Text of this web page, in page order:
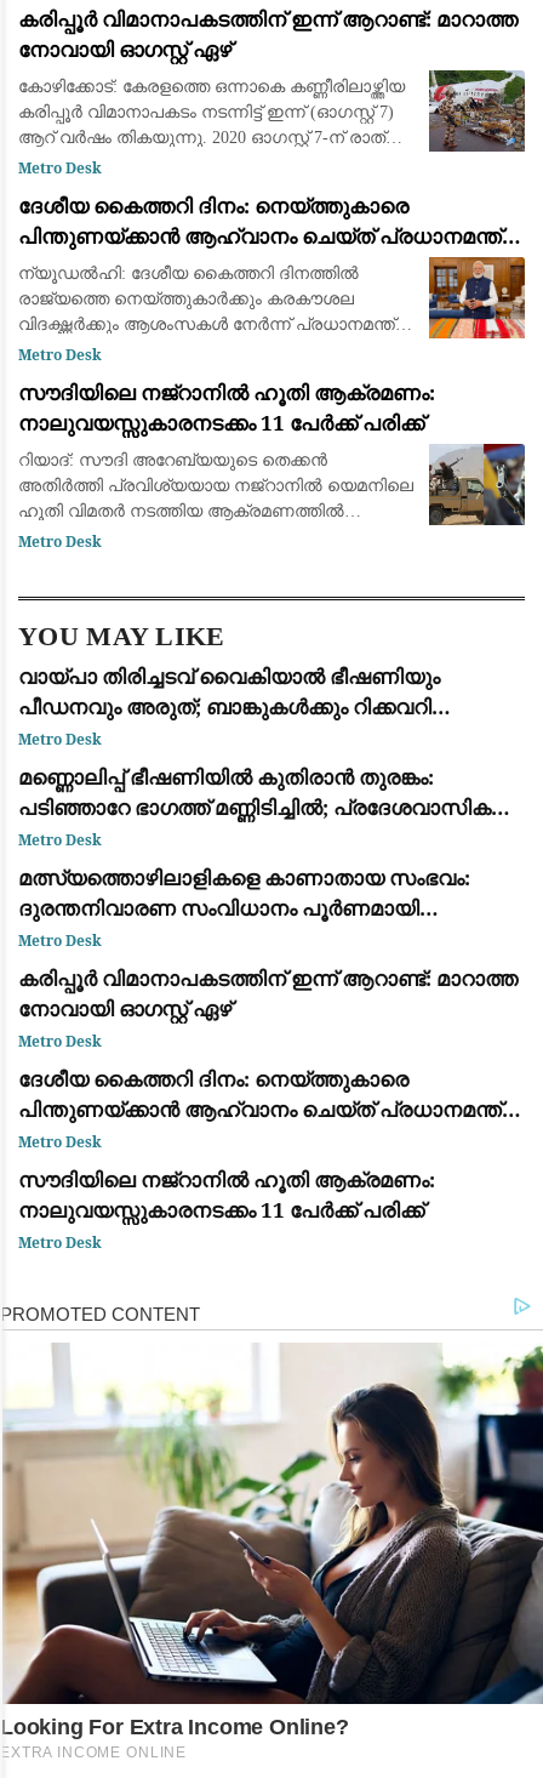
ഭരണകൂടത്തിന്റെ കെടുകാര്
കരിപ്പൂർ വിമാനാപകടത്തിന് ഇന്ന് ആറാണ്ട്: മാറാത്ത
നോവായി ഓഗസ്റ്റ് ഏഴ്
കോഴിക്കോട്: കേരളത്തെ ഒന്നാകെ കണ്ണീരിലാഴ്ത്തിയ
കരിപ്പൂർ വിമാനാപകടം നടന്നിട്ട് ഇന്ന് (ഓഗസ്റ്റ് 7)
ആറ് വർഷം തികയുന്നു. 2020 ഓഗസ്റ്റ് 7-ന് രാത്രി
കനത്ത മഴയത്ത് ദുബായിൽ നിന്ന് എത്തിയ എയർ
Metro Desk
ദേശീയ കൈത്തറി ദിനം: നെയ്ത്തുകാരെ
പിന്തുണയ്ക്കാൻ ആഹ്വാനം ചെയ്ത് പ്രധാനമന്ത്രി
നരേന്ദ്ര മോദി
ന്യൂഡൽഹി: ദേശീയ കൈത്തറി ദിനത്തിൽ
രാജ്യത്തെ നെയ്ത്തുകാർക്കും കരകൗശല
വിദഗ്ദ്ധർക്കും ആശംസകൾ നേർന്ന് പ്രധാനമന്ത്രി
നരേന്ദ്ര മോദി. ഇന്ത്യയുടെ സമ്പന്നമായ
മാറ്റിവെച്ച
Metro Desk
സൗദിയിലെ നജ്‌റാനിൽ ഹൂതി ആക്രമണം:
നാലുവയസ്സുകാരനടക്കം 11 പേർക്ക് പരിക്ക്
റിയാദ്: സൗദി അറേബ്യയുടെ തെക്കൻ
അതിർത്തി പ്രവിശ്യയായ നജ്‌റാനിൽ യെമനിലെ
ഹൂതി വിമതർ നടത്തിയ ആക്രമണത്തിൽ
നാലുവയസ്സുകാരൻ ഉൾപ്പെടെ 11 പേർക്ക്
Metro Desk
YOU MAY LIKE
വായ്പാ തിരിച്ചടവ് വൈകിയാൽ ഭീഷണിയും
പീഡനവും അരുത്; ബാങ്കുകൾക്കും റിക്കവറി
ഏജൻസികൾക്കും കർശന നിയന്ത്രണങ്ങളുമായി
ആർ.ബി.ഐ
Metro Desk
മണ്ണൊലിപ്പ് ഭീഷണിയിൽ കുതിരാൻ തുരങ്കം:
പടിഞ്ഞാറേ ഭാഗത്ത് മണ്ണിടിച്ചിൽ; പ്രദേശവാസികളും
യാത്രക്കാരും ആശങ്കയിൽ
Metro Desk
മത്സ്യത്തൊഴിലാളികളെ കാണാതായ സംഭവം:
ദുരന്തനിവാരണ സംവിധാനം പൂർണമായി
പരാജയപ്പെട്ടു; കടുത്ത വിമർശനവുമായി ഫാ. യൂജിൻ
പെരേര
Metro Desk
കരിപ്പൂർ വിമാനാപകടത്തിന് ഇന്ന് ആറാണ്ട്: മാറാത്ത
നോവായി ഓഗസ്റ്റ് ഏഴ്
Metro Desk
ദേശീയ കൈത്തറി ദിനം: നെയ്ത്തുകാരെ
പിന്തുണയ്ക്കാൻ ആഹ്വാനം ചെയ്ത് പ്രധാനമന്ത്രി
നരേന്ദ്ര മോദി
Metro Desk
സൗദിയിലെ നജ്‌റാനിൽ ഹൂതി ആക്രമണം:
നാലുവയസ്സുകാരനടക്കം 11 പേർക്ക് പരിക്ക്
Metro Desk